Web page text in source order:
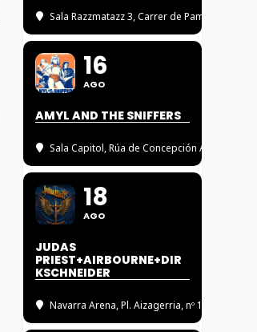
Sala Razzmatazz 3, Carrer de Pamplona, 88,
16
AGO
AMYL AND THE SNIFFERS
Sala Capitol, Rúa de Concepción Arenal, 5,
18
AGO
JUDAS
PRIEST+AIRBOURNE+DIR
KSCHNEIDER
Navarra Arena, Pl. Aizagerria, nº 1, 31006